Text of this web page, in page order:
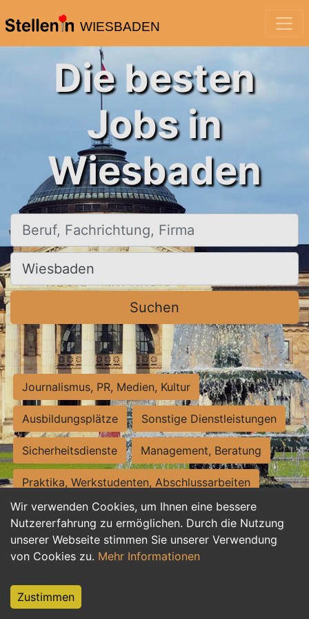
WIESBADEN
Wir verwenden Cookies, um Ihnen eine bessere
Nutzererfahrung zu ermöglichen. Durch die Nutzung
unserer Webseite stimmen Sie unserer Verwendung
von Cookies zu. Mehr Informationen
Zustimmen
Die besten
Jobs in
Wiesbaden
Beruf, Fachrichtung, Firma
Ort, Stadt
Suchen
Journalismus, PR, Medien, Kultur
Ausbildungsplätze Sonstige Dienstleistungen
Sicherheitsdienste Management, Beratung
Praktika, Werkstudenten, Abschlussarbeiten
Personalwesen Assistenz, Sekretariat
Hilfskräfte, Aushilfs- und Nebenjobs
Weiterbildung, Studium, duale Ausbildung